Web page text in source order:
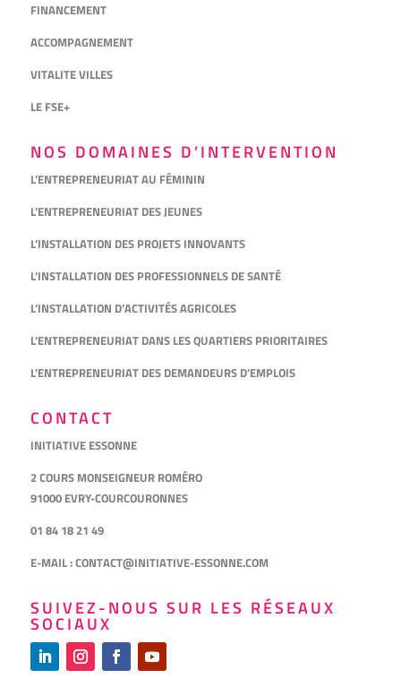
FINANCEMENT
ACCOMPAGNEMENT
VITALITE VILLES
LE FSE+
NOS DOMAINES D’INTERVENTION
L’ENTREPRENEURIAT AU FÉMININ
L’ENTREPRENEURIAT DES JEUNES
L’INSTALLATION DES PROJETS INNOVANTS
L’INSTALLATION DES PROFESSIONNELS DE SANTÉ
L’INSTALLATION D’ACTIVITÉS AGRICOLES
L’ENTREPRENEURIAT DANS LES QUARTIERS PRIORITAIRES
L’ENTREPRENEURIAT DES DEMANDEURS D’EMPLOIS
CONTACT
INITIATIVE ESSONNE
2 COURS MONSEIGNEUR ROMÉRO
91000 EVRY-COURCOURONNES
01 84 18 21 49
E-MAIL :CONTACT@INITIATIVE-ESSONNE.COM
SUIVEZ-NOUS SUR LES RÉSEAUX
SOCIAUX